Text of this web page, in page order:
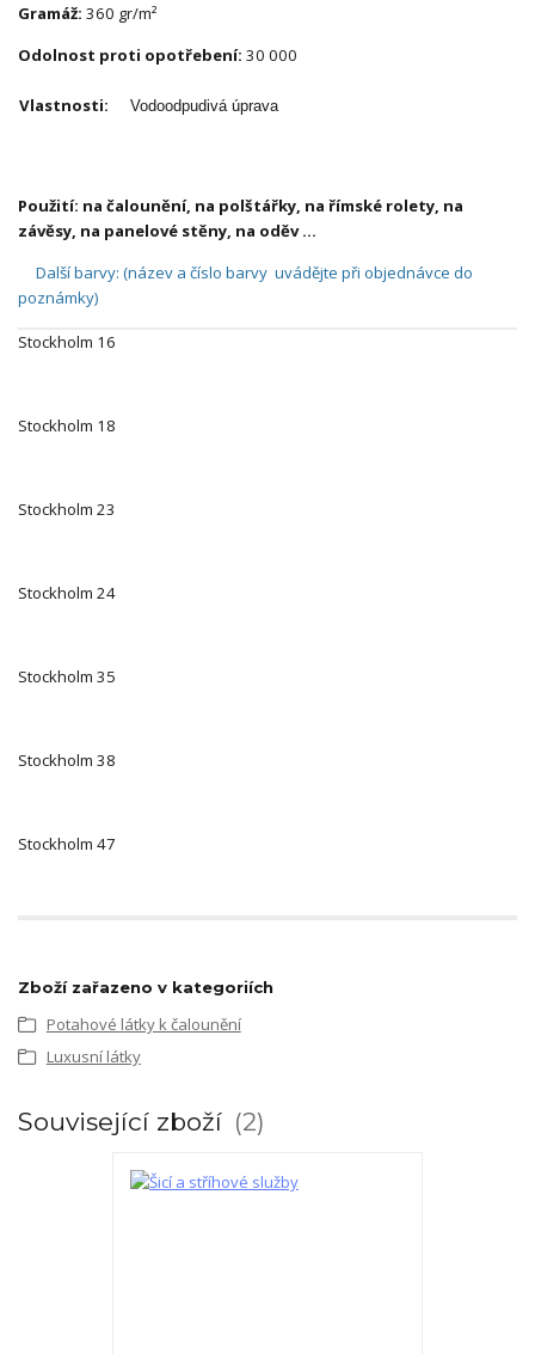
Gramáž: 360 gr/m²
Odolnost proti opotřebení: 30 000
Vlastnosti: Vodoodpudivá úprava
Použití: na čalounění, na polštářky, na římské rolety, na
závěsy, na panelové stěny, na oděv ...
Další barvy: (název a číslo barvy uvádějte při objednávce do
poznámky)
Stockholm 16
Stockholm 18
Stockholm 23
Stockholm 24
Stockholm 35
Stockholm 38
Stockholm 47
Zboží zařazeno v kategoriích
Potahové látky k čalounění
Luxusní látky
Související zboží 2